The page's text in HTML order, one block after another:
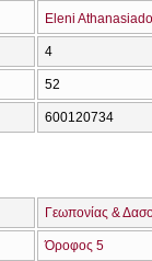
Eleni
4
52
600120734
Γεωπονίας &
Όροφος 5